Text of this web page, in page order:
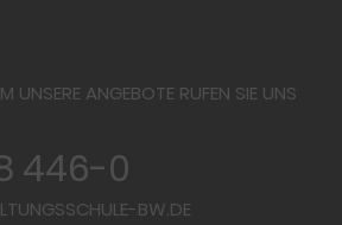
UNSERE ANGEBOTE RUFEN SIE UNS
446-0
BW.DE